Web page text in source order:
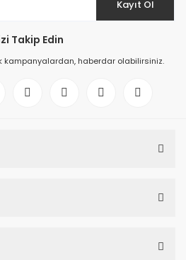
Kayıt Ol
Takip Edin
kampanyalardan, haberdar olabilirsiniz.